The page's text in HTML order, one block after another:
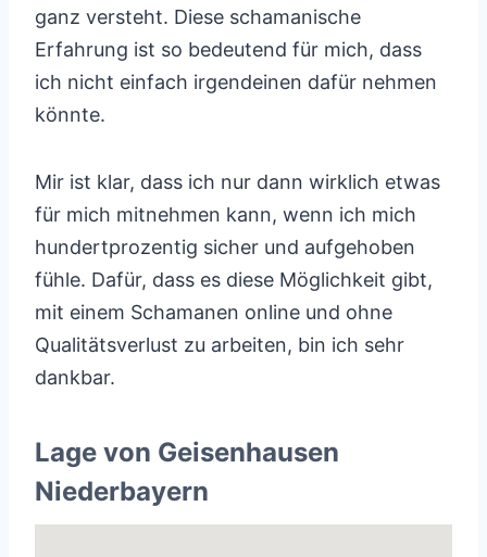
ganz versteht. Diese schamanische
Erfahrung ist so bedeutend für mich, dass
ich nicht einfach irgendeinen dafür nehmen
könnte.
Mir ist klar, dass ich nur dann wirklich etwas
für mich mitnehmen kann, wenn ich mich
hundertprozentig sicher und aufgehoben
fühle. Dafür, dass es diese Möglichkeit gibt,
mit einem Schamanen online und ohne
Qualitätsverlust zu arbeiten, bin ich sehr
dankbar.
Lage von Geisenhausen
Niederbayern